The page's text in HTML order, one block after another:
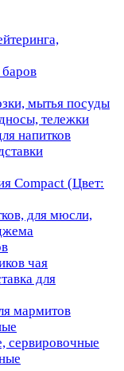
мытья посуды
тележки
напитков
Compact (Цвет:
для мюсли,
чая
для
мармитов
сервировочные